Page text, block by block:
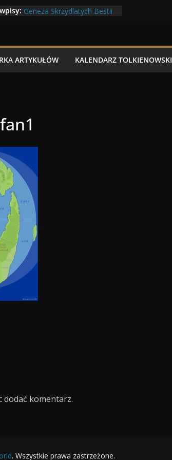
Geneza Skrzydlatych Bestii
Dzień dobry Tolk Folku!
ARTYKUŁÓW KALENDARZ TOLKIENOWSKI
dodać komentarz.
. Wszystkie prawa zastrzeżone.